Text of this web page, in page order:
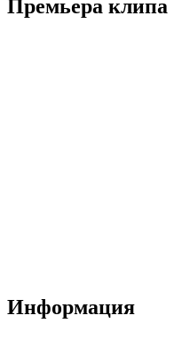
Премьера клипа
Информация